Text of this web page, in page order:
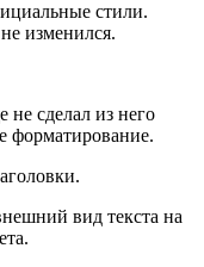
стили.
изменился.
не сделал из него
форматирование.
вид текста на